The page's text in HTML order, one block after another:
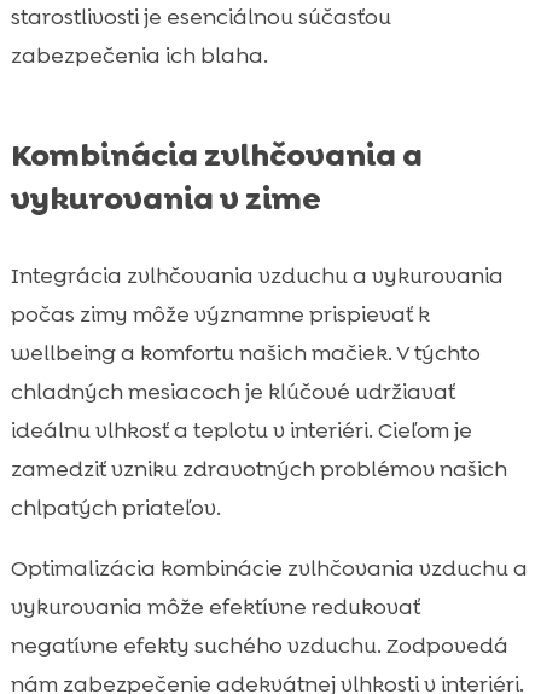
starostlivosti je esenciálnou súčasťou
zabezpečenia ich blaha.
Kombinácia zvlhčovania a
vykurovania v zime
Integrácia zvlhčovania vzduchu a vykurovania
počas zimy môže významne prispievať k
wellbeing a komfortu našich mačiek. V týchto
chladných mesiacoch je klúčové udržiavať
ideálnu vlhkosť a teplotu v interiéri. Cieľom je
zamedziť vzniku zdravotných problémov našich
chlpatých priateľov.
Optimalizácia kombinácie zvlhčovania vzduchu a
vykurovania môže efektívne redukovať
negatívne efekty suchého vzduchu. Zodpovedá
nám zabezpečenie adekvátnej vlhkosti v interiéri.